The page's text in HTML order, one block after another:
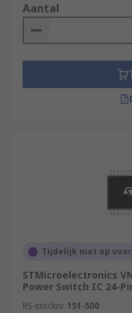
Aantal
Tijdelijk niet op
STMicroelectronics
Power Switch IC 24-
RS-stocknr. 151-500